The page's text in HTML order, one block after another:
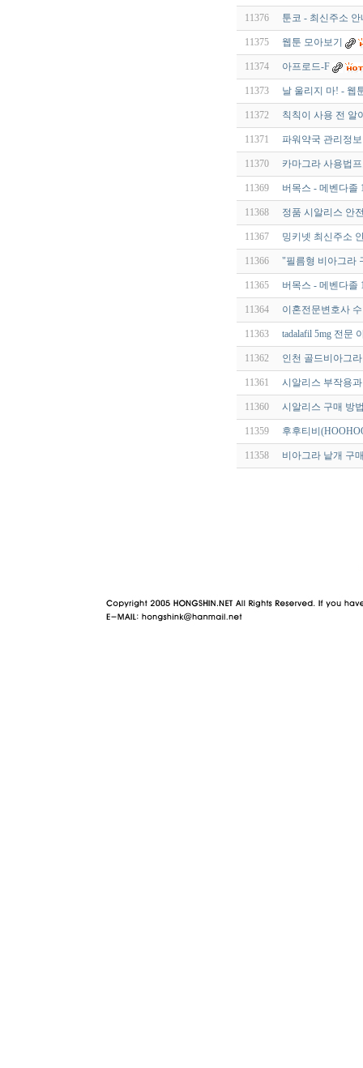
11376 툰코 - 최신주소
11375 웹툰 모아보기
11374 아프로드-F
11373 날 울리지 마! - 웹
11372 칙칙이 사용 전 알
11371 파워약국 관리정
11370 카마그라 사용법
11369 버목스 - 메벤다졸
11368 정품 시알리스 안
11367 밍키넷 최신주소
11366 "필름형 비아그라
11365 버목스 - 메벤다졸
11364 이혼전문변호사
11363 tadalafil 5mg 전문
11362 인천 골드비아그
11361 시알리스 부작용
11360 시알리스 구매 방
11359 후후티비
11358 비아그라 낱개 구